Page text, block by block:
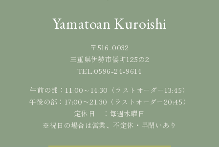
Yamatoan Kuroishi
〒516-0032
三重県伊勢市倭町125の2
TEL:0596-24-9614
午前の部：11:00～14:30（ラストオーダー13:45）
午後の部：17:00〜21:30（ラストオーダー20:45）
定休日 ：毎週水曜日
※祝日の場合は営業、不定休・早閉いあり